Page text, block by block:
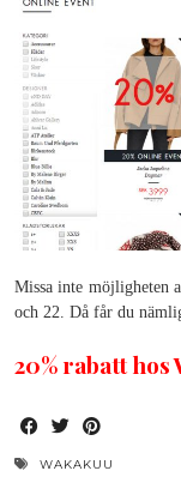
Missa inte möjligheten
och 22. Då får du
20% rabatt hos
WAKAKUU